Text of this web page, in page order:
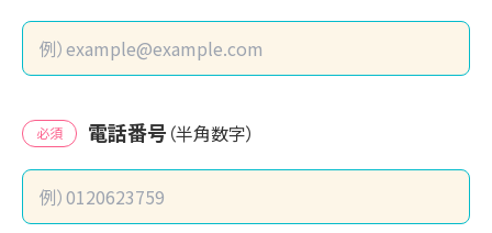
必須 電話番号 （半角数字）